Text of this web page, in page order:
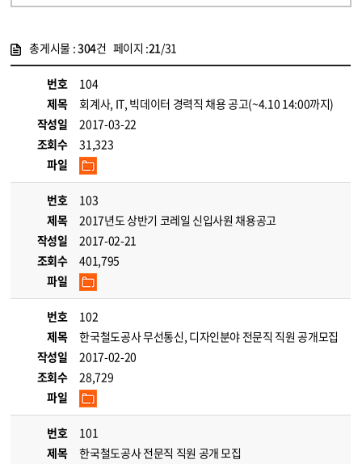
총게시물 :304건 페이지 :21/31
번호
104
제목
회계사, IT, 빅데이터 경력직 채용 공고(~4.10 14:00까지)
작성일
2017-03-22
조회수
31,323
파일
번호
103
제목
2017년도 상반기 코레일 신입사원 채용공고
작성일
2017-02-21
조회수
401,795
파일
번호
102
제목
한국철도공사 무선통신, 디자인분야 전문직 직원 공개모집
작성일
2017-02-20
조회수
28,729
파일
번호
101
제목
한국철도공사 전문직 직원 공개 모집